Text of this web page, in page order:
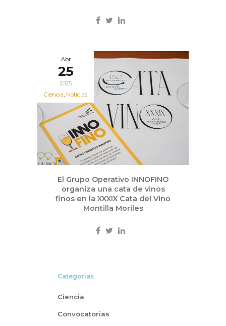
Abr
25
2025
Ciencia, Noticias
El Grupo Operativo INNOFINO
organiza una cata de vinos
finos en la XXXIX Cata del Vino
Montilla Moriles
Categorías
Ciencia
Convocatorias